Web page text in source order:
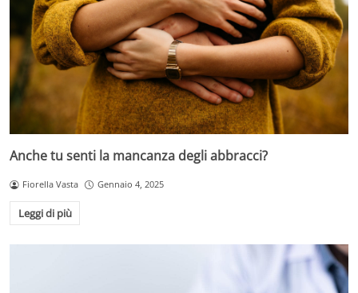
Anche tu senti la mancanza degli abbracci?
Fiorella Vasta Gennaio 4, 2025
Leggi di più